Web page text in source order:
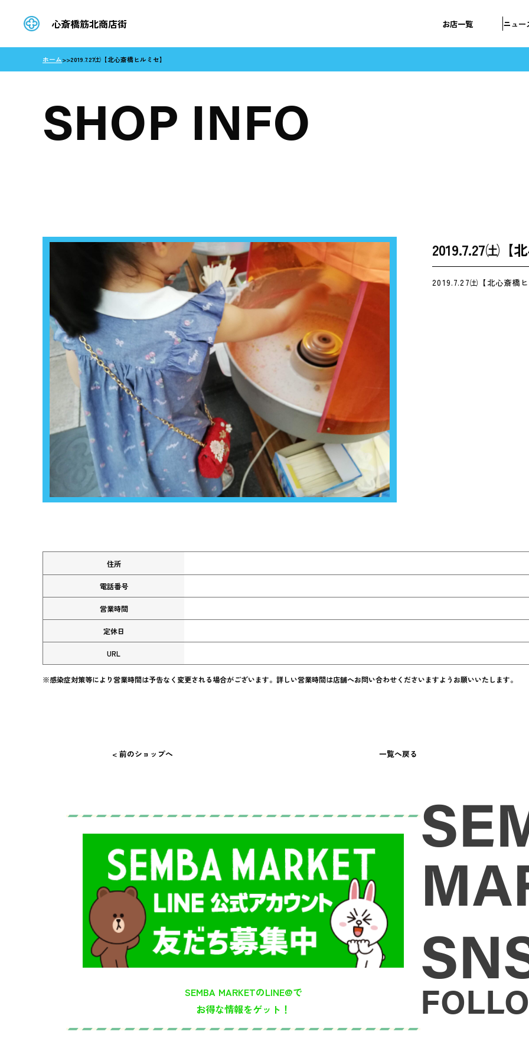
心斎橋筋北商店街 お店一覧 ニュー
ホーム>>2019.7.27㈯【北心斎橋ヒルミセ】
SHOP INFO
2019.7.27㈯【
2019.7.27㈯【北心斎橋ヒ
住所
電話番号
営業時間
定休日
URL
※感染症対策等により営業時間は予告なく変更される場合がございます。詳しい営業時間は店舗へお問い合わせくださいますようお願いいたします。
< 前のショップへ 一覧へ戻る
SEMBA MARKETのLINE@で
お得な情報をゲット！